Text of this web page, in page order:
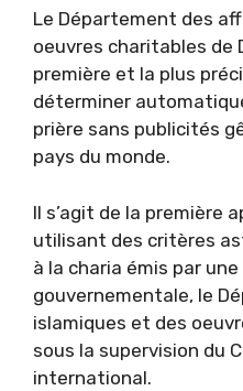
Le Département des
oeuvres charitables de
première et la plus
déterminer
prière sans publicités
pays du monde.
Il s’agit de la première
utilisant des critères
à la charia émis par
gouvernementale, le
islamiques et des
sous la supervision du
international.